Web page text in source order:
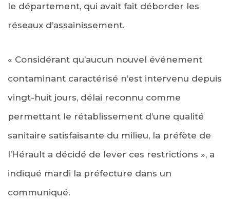
le département, qui avait fait déborder les
réseaux d’assainissement.
« Considérant qu’aucun nouvel événement
contaminant caractérisé n’est intervenu depuis
vingt-huit jours, délai reconnu comme
permettant le rétablissement d’une qualité
sanitaire satisfaisante du milieu, la préfète de
l’Hérault a décidé de lever ces restrictions », a
indiqué mardi la préfecture dans un
communiqué.